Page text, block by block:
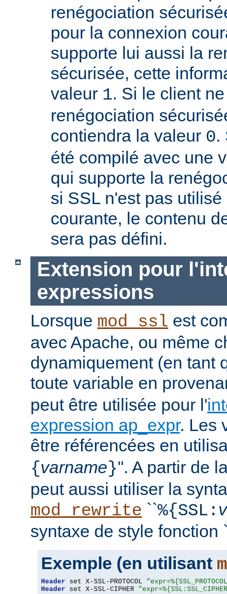
renégociation
pour la connexion
supporte lui aussi la
sécurisée, cette
valeur 1. Si le client
renégociation
contiendra la valeur 0.
été compilé avec une
qui supporte la
si SSL n'est pas
courante, le contenu
sera pas défini.
Extension pour
expressions
Lorsque mod_ssl est
avec Apache, ou même
dynamiquement (en tant
toute variable en
peut être utilisée pour l'
expression ap_expr. Les
être référencées en
{varname}''. A partir de
peut aussi utiliser la
mod_rewrite ``%{SSL:
syntaxe de style fonction
Exemple (en utilisant
Header set X-SSL-PROTOCOL
Header set X-SSL-CIPHER